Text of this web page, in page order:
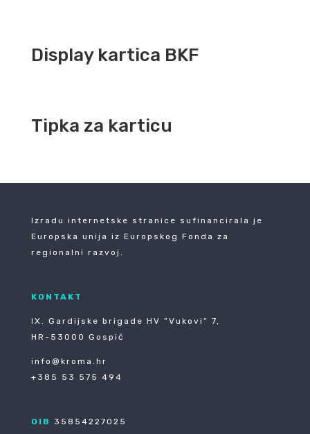
Display kartica BKF
Tipka za karticu
Izradu internetske stranice sufinancirala je
Europska unija iz Europskog Fonda za
regionalni razvoj.
KONTAKT
IX. Gardijske brigade HV ”Vukovi” 7,
HR-53000 Gospić
info@kroma.hr
+385 53 575 494
OIB 35854227025